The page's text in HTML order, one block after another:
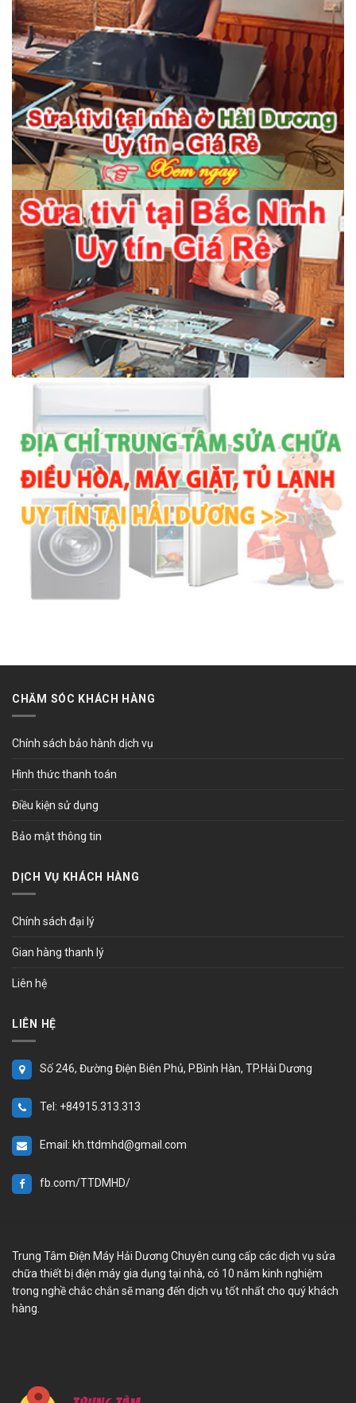
CHĂM SÓC KHÁCH HÀNG
Chính sách bảo hành dịch vụ
Hình thức thanh toán
Điều kiện sử dụng
Bảo mật thông tin
DỊCH VỤ KHÁCH HÀNG
Chính sách đại lý
Gian hàng thanh lý
Liên hệ
LIÊN HỆ
Số 246, Đường Điện Biên Phủ, P.Bình Hàn, TP.Hải Dương
Tel: +84915.313.313
Email: kh.ttdmhd@gmail.com
fb.com/TTDMHD/
Trung Tâm Điện Máy Hải Dương Chuyên cung cấp các dịch vụ sửa
chữa thiết bị điện máy gia dụng tại nhà, có 10 năm kinh nghiệm
trong nghề chắc chắn sẽ mang đến dịch vụ tốt nhất cho quý khách
hàng.